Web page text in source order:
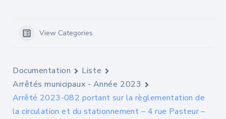
View Categories
Documentation
Liste
Arrêtés municipaux - Année 2023
Arrêté 2023-082 portant sur la règlementation de
la circulation et du stationnement – 4 rue Pasteur –